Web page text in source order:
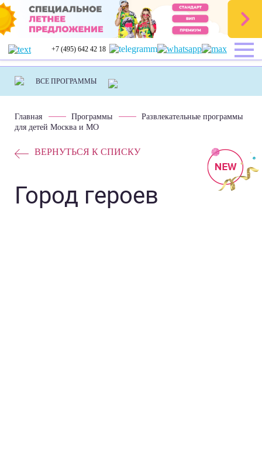
+7 (495) 642 42 18
Главная Программы
Развлекательные программы
для детей Москва и МО
ВЕРНУТЬСЯ К СПИСКУ
Город героев